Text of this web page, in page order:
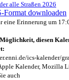
alle Straßen 2026
Format downloaden
eine Erinnerung um
diesen
ics-kalender/
Kalender, Mozilla
auch